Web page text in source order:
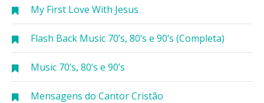
My First Love With Jesus
Flash Back Music 70’s, 80’s e 90’s (Completa)
Music 70’s, 80’s e 90’s
Mensagens do Cantor Cristão